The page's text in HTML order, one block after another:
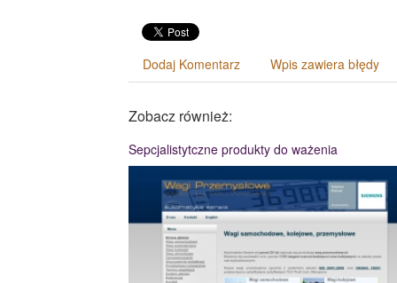
Dodaj Komentarz Wpis zawiera błędy
Zobacz również:
Sepcjalistytczne produkty do ważenia